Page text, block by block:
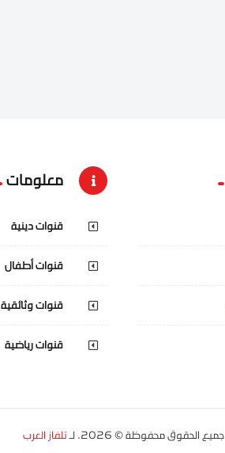
معلومات
قنوات دينية
قنوات أطفال
قنوات وثائقية
قنوات رياضية
جميع الحقوق محفوظة © 2026. لـ تلفاز العرب